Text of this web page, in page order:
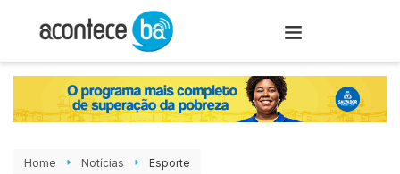
Home Notícias Esporte